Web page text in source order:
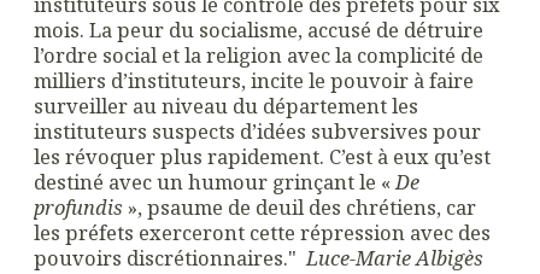
mois. La peur du socialisme, accusé de détruire
l’ordre social et la religion avec la complicité de
milliers d’instituteurs, incite le pouvoir à faire
surveiller au niveau du département les
instituteurs suspects d’idées subversives pour
les révoquer plus rapidement. C’est à eux qu’est
destiné avec un humour grinçant le «De
profundis», psaume de deuil des chrétiens, car
les préfets exerceront cette répression avec des
pouvoirs discrétionnaires." Luce-Marie Albigès